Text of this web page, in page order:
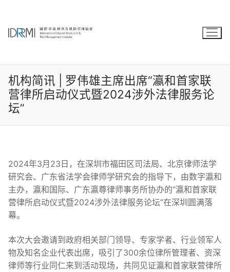
content
机构简讯 | 罗伟雄主席出席“瀛和首家联
营律所启动仪式暨2024涉外法律服务论
坛”
2024年3月23日，在深圳市福田区司法局、北京律师法学
研究会、广东省法学会律师学研究会的指导下，由数字瀛和
主办，瀛和国际、广东瀛尊律师事务所协办的“瀛和首家联
营律所启动仪式暨2024涉外法律服务论坛”在深圳圆满落
幕。
本次大会邀请到政府相关部门领导、专家学者、行业领军人
物及知名企业代表出席，吸引了300余位律所管理者、资深
律师等行业同仁来到活动现场，共同见证瀛和首家联营律所